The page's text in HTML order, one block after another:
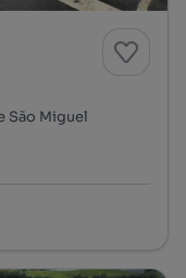
São Miguel